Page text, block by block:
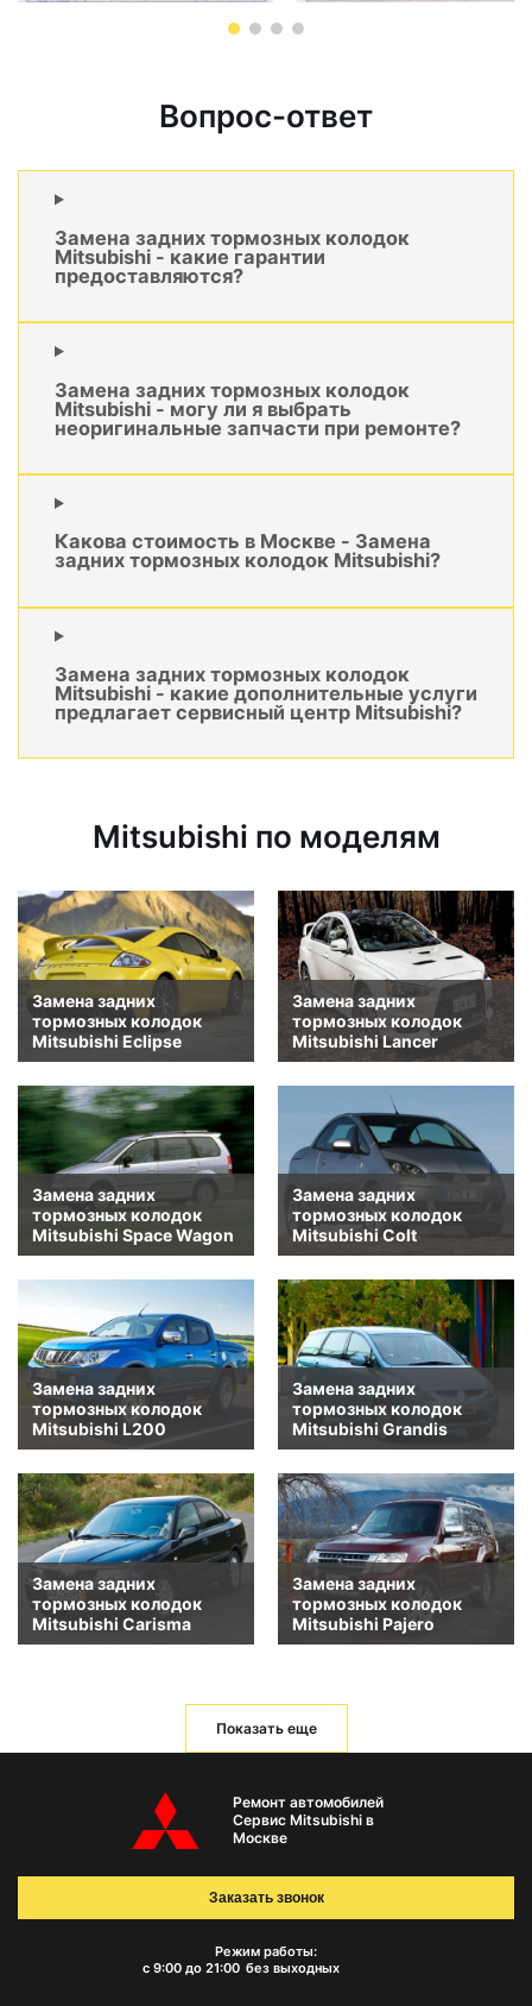
Вопрос-ответ
Замена задних тормозных колодок
Mitsubishi - какие гарантии
предоставляются?
Замена задних тормозных колодок
Mitsubishi - могу ли я выбрать
неоригинальные запчасти при ремонте?
Какова стоимость в Москве - Замена
задних тормозных колодок Mitsubishi?
Замена задних тормозных колодок
Mitsubishi - какие дополнительные услуги
предлагает сервисный центр Mitsubishi?
Mitsubishi по моделям
Замена задних
тормозных колодок
Mitsubishi Eclipse
Замена задних
тормозных колодок
Mitsubishi Lancer
Замена задних
тормозных колодок
Mitsubishi Space Wagon
Замена задних
тормозных колодок
Mitsubishi Colt
Замена задних
тормозных колодок
Mitsubishi L200
Замена задних
тормозных колодок
Mitsubishi Grandis
Замена задних
тормозных колодок
Mitsubishi Carisma
Замена задних
тормозных колодок
Mitsubishi Pajero
Показать еще
Ремонт автомобилей
Сервис Mitsubishi в
Москве
Режим работы:
с 9:00 до 21:00 без выходных
Заказать звонок